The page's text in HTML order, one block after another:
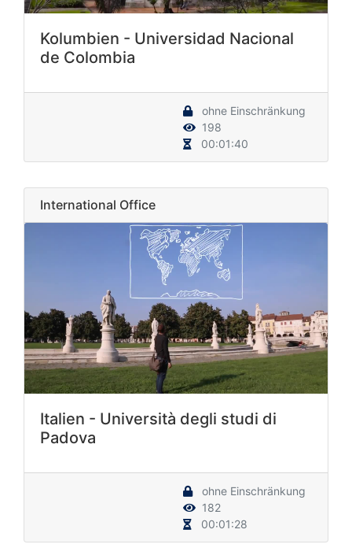
Kolumbien - Universidad Nacional
de Colombia
ohne Einschränkung
198
00:01:40
International Office
Italien - Università degli studi di
Padova
ohne Einschränkung
182
00:01:28